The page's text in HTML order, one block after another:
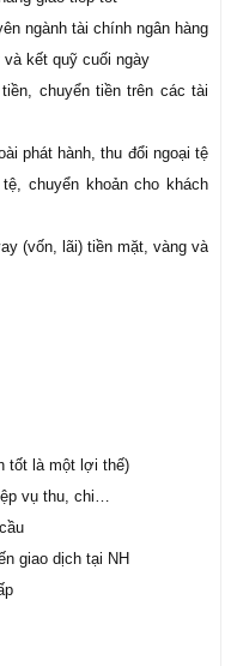
ngành tài chính ngân hàng
và kết quỹ cuối ngày
chuyển tiền trên các tài
phát hành, thu đổi ngoại tệ
chuyển khoản cho khách
(vốn, lãi) tiền mặt, vàng và
tốt là một lợi thế)
vụ thu, chi…
giao dịch tại NH